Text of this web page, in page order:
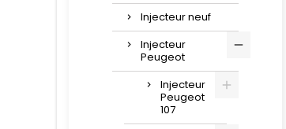
Injecteur neuf
Injecteur
Peugeot
Injecteur
Peugeot
107